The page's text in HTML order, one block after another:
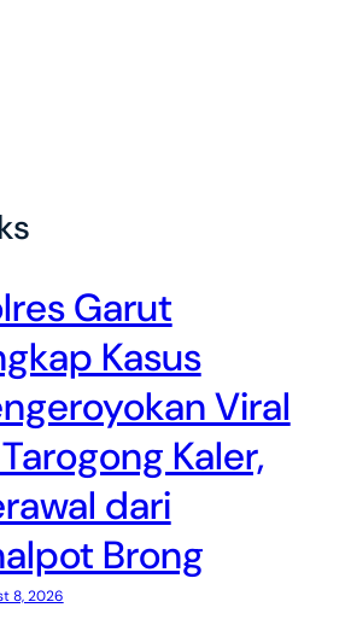
Garut
Kasus
Viral
Kaler,
dari
Brong
8, 2026